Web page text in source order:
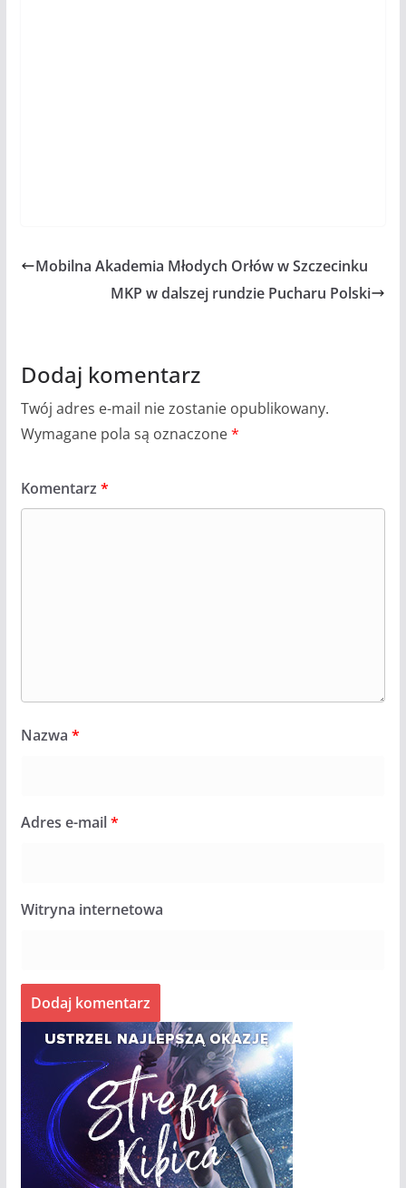
Mobilna Akademia Młodych Orłów w Szczecinku
MKP w dalszej rundzie Pucharu Polski
Dodaj komentarz
Twój adres e-mail nie zostanie opublikowany.
Wymagane pola są oznaczone*
Komentarz *
Nazwa *
Adres e-mail*
Witryna internetowa